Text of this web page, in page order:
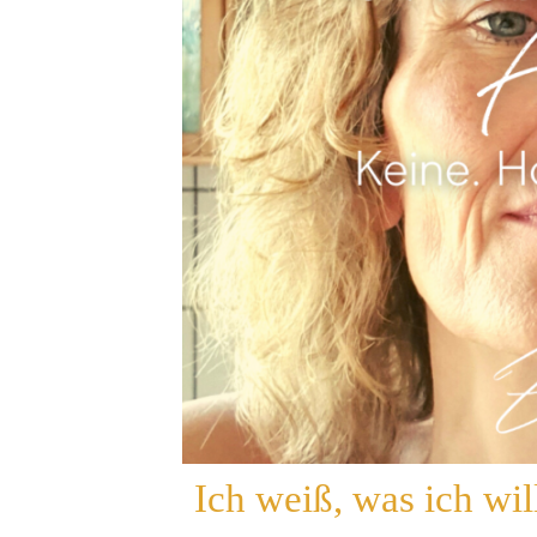
Ich weiß, was ich